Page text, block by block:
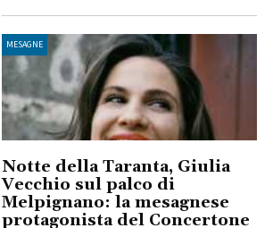
MESAGNE
Notte della Taranta, Giulia
Vecchio sul palco di
Melpignano: la mesagnese
protagonista del Concertone